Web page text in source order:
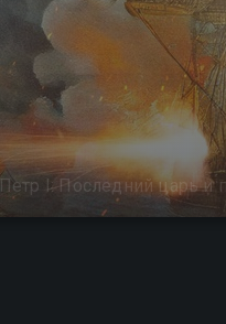
Петр I: Последний царь и